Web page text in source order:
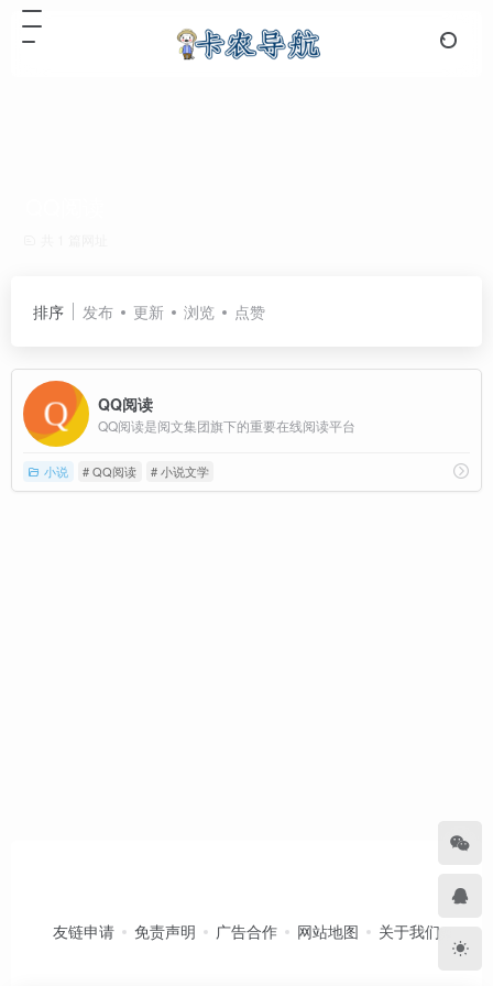
排序 发布 更新 浏览 点赞
QQ阅读
QQ阅读是阅文集团旗下的重要在线阅读平台
小说 # QQ阅读 # 小说文学
友链申请 免责声明 广告合作 网站地图 关于我们